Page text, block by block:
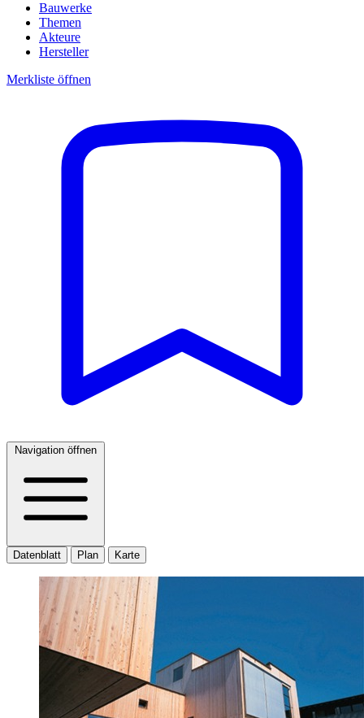
Bauwerke
Themen
Akteure
Hersteller
Merkliste öffnen
Navigation öffnen
Datenblatt Plan Karte